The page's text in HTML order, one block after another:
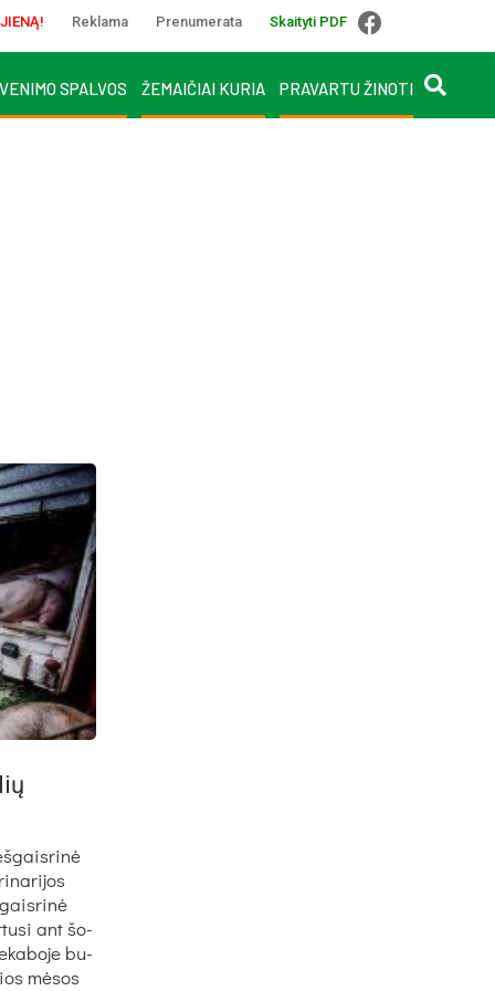
Reklama Prenumerata Skaityti PDF
SPALVOS ŽEMAIČIAI KURIA PRAVARTU ŽINOTI
ant šo­
bu­
mė­sos